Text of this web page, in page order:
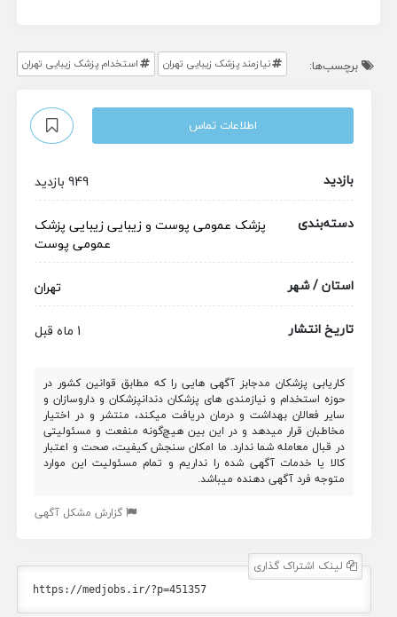
برچسب‌ها: نیازمند پزشک زیبایی تهران استخدام پزشک زیبایی تهران
اطلاعات تماس
بازدید
949 بازدید
دسته‌بندی
پزشک عمومی پوست و زیباییزیبایی پزشک
عمومی پوست
استان / شهر
تهران
تاریخ انتشار
1 ماه قبل
کاریابی پزشکان مدجابز آگهی هایی را که مطابق قوانین کشور در
حوزه استخدام و نیازمندی های پزشکان دندانپزشکان و داروسازان و
سایر فعالان بهداشت و درمان دریافت میکند، منتشر و در اختیار
مخاطبان قرار میدهد و در این بین هیچ‌گونه منفعت و مسئولیتی
در قبال معامله شما ندارد. ما امکان سنجش کیفیت، صحت و اعتبار
کالا یا خدمات آگهی شده را نداریم و تمام مسئولیت این موارد
متوجه فرد آگهی دهنده میباشد.
گزارش مشکل آگهی
لینک اشتراک گذاری